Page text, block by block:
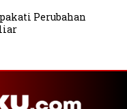
Perubahan